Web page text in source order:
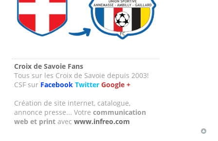
Croix de Savoie Fans
Tous sur les Croix de Savoie depuis 2003!
CSF sur Facebook Twitter Google +
Création de site internet, catalogue,
annonce presse... Votrecommunication
web et print avecwww.infreo.com